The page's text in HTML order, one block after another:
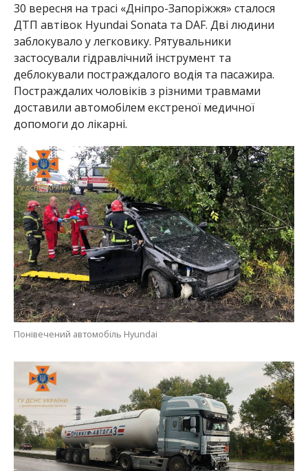
30 вересня на трасі «Дніпро-Запоріжжя» сталося
ДТП автівок Hyundai Sonata та DAF. Дві людини
заблокувало у легковику. Рятувальники
застосували гідравлічний інструмент та
деблокували постраждалого водія та пасажира.
Постраждалих чоловіків з різними травмами
доставили автомобілем екстреної медичної
допомоги до лікарні.
Понівечений автомобіль Hyundai